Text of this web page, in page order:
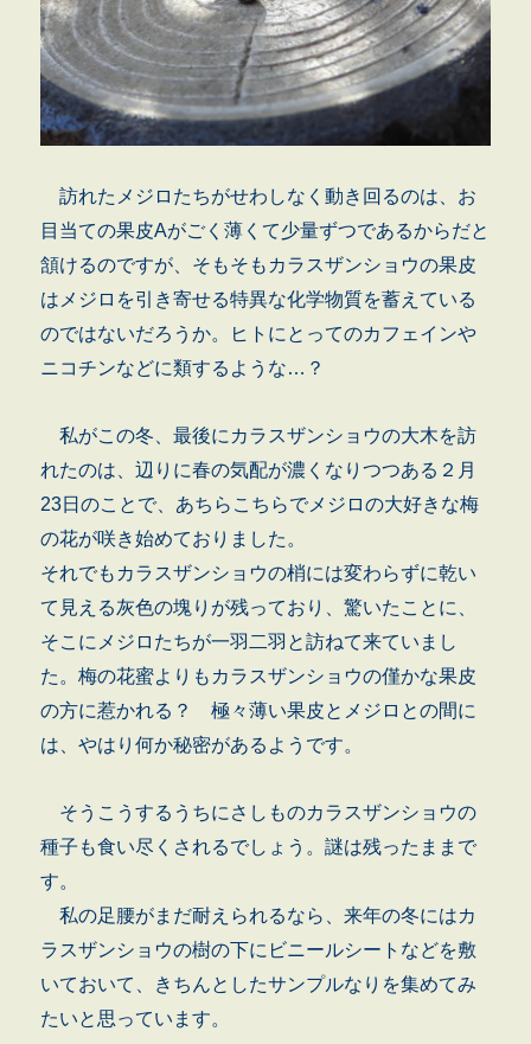
訪れたメジロたちがせわしなく動き回るのは、お
目当ての果皮Aがごく薄くて少量ずつであるからだと
頷けるのですが、そもそもカラスザンショウの果皮
はメジロを引き寄せる特異な化学物質を蓄えている
のではないだろうか。ヒトにとってのカフェインや
ニコチンなどに類するような…？
私がこの冬、最後にカラスザンショウの大木を訪
れたのは、辺りに春の気配が濃くなりつつある ２月
23日のことで、あちらこちらでメジロの大好きな梅
の花が咲き始めておりました。
それでもカラスザンショウの梢には変わらずに乾い
て見える灰色の塊りが残っており、驚いたことに、
そこにメジロたちが一羽二羽と訪ねて来ていまし
た。梅の花蜜よりもカラスザンショウの僅かな果皮
の方に惹かれる？ 極々薄い果皮とメジロとの間に
は、やはり何か秘密があるようです。
そうこうするうちにさしものカラスザンショウの
種子も食い尽くされるでしょう。謎は残ったままで
す。
私の足腰がまだ耐えられるなら、来年の冬にはカ
ラスザンショウの樹の下にビニールシートなどを敷
いておいて、きちんとしたサンプルなりを集めてみ
たいと思っています。